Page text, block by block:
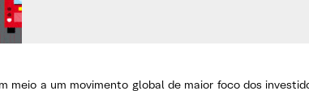
a um movimento global de maior foco dos